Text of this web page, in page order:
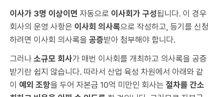
이사가 3명 이상이면 자동으로 이사회가 구성됩니다. 이 경우
회사의 운영 사항은 이사회 의사록으로 작성하고, 등기를 신청
하려면 이사회 의사록을 공증받아 첨부해야 합니다.
그러나 소규모 회사가 매번 이사회를 개최하고 의사록을 공증
받기란 쉽지 않습니다. 따라서 산업 육성 차원에서 아래와 같
이 예외 조항을 두어 자본금 10억 미만인 회사는 절차를 간소